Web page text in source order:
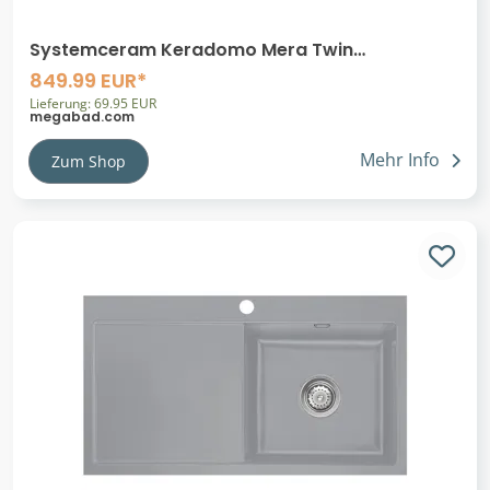
Systemceram Keradomo Mera Twin
Einbauspüle mit Excenterbetätigung, inkl.
Armaturbohrung
849.99 EUR*
Lieferung: 69.95 EUR
megabad.com
Zum Shop Mehr Info